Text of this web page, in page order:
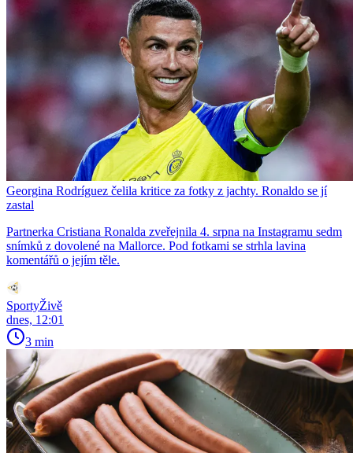
Georgina Rodríguez čelila kritice za fotky z jachty. Ronaldo se jí
zastal
Partnerka Cristiana Ronalda zveřejnila 4. srpna na Instagramu sedm
snímků z dovolené na Mallorce. Pod fotkami se strhla lavina
komentářů o jejím těle.
SportyŽivě
dnes, 12:01
3 min